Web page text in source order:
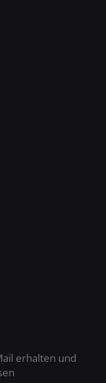
erhalten und